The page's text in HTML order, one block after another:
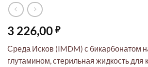
3 226,00 ₽
Среда Исков (IMDM) с бикарбонатом
глутамином, стерильная жидкость для